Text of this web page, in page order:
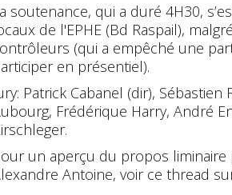
soutenance, qui a duré 4H30,
de l'EPHE (Bd Raspail),
(qui a empêché une
en présentiel).
Patrick Cabanel (dir), Sébastien
Frédérique Harry, André
un aperçu du propos liminaire
Antoine, voir ce thread